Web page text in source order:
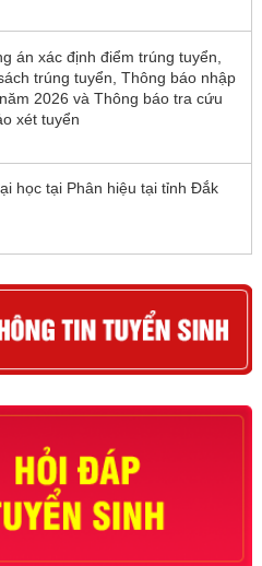
án xác định điểm trúng tuyển,
trúng tuyển, Thông báo nhập
2026 và Thông báo tra cứu
xét tuyển
học tại Phân hiệu tại tỉnh Đắk